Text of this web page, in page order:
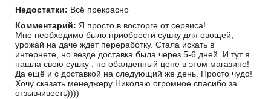
Недостатки: Всё прекрасно
Комментарий: Я просто в восторге от сервиса!
Мне необходимо было приобрести сушку для овощей,
урожай на даче ждет переработку. Стала искать в
интернете, но везде доставка была через 5-6 дней. И тут я
нашла свою сушку , по обалденный цене в этом магазине!
Да ещё и с доставкой на следующий же день. Просто чудо!
Хочу сказать менеджеру Николаю огромное спасибо за
отзывчивость))))